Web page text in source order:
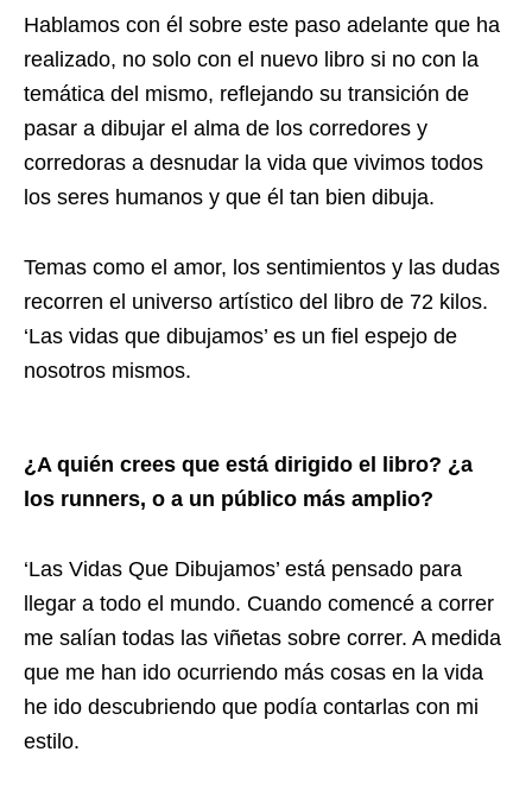
Hablamos con él sobre este paso adelante que ha
realizado, no solo con el nuevo libro si no con la
temática del mismo, reflejando su transición de
pasar a dibujar el alma de los corredores y
corredoras a desnudar la vida que vivimos todos
los seres humanos y que él tan bien dibuja.
Temas como el amor, los sentimientos y las dudas
recorren el universo artístico del libro de 72 kilos.
‘Las vidas que dibujamos’ es un fiel espejo de
nosotros mismos.
¿A quién crees que está dirigido el libro? ¿a
los runners, o a un público más amplio?
‘Las Vidas Que Dibujamos’ está pensado para
llegar a todo el mundo. Cuando comencé a correr
me salían todas las viñetas sobre correr. A medida
que me han ido ocurriendo más cosas en la vida
he ido descubriendo que podía contarlas con mi
estilo.